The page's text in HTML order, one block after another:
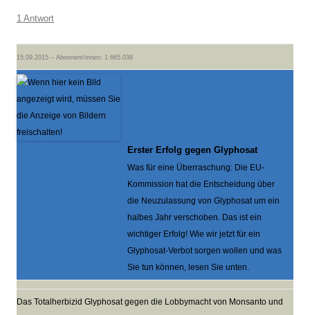
1 Antwort
15.09.2015 – Abonnent/innen: 1.665.038
Erster Erfolg gegen Glyphosat
Was für eine Überraschung: Die EU-
Kommission hat die Entscheidung über
die Neuzulassung von Glyphosat um ein
halbes Jahr verschoben. Das ist ein
wichtiger Erfolg! Wie wir jetzt für ein
Glyphosat-Verbot sorgen wollen und was
Sie tun können, lesen Sie unten.
Das Totalherbizid Glyphosat gegen die Lobbymacht von Monsanto und